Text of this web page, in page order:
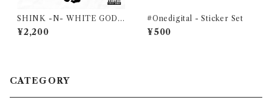
SHINK -N- WHITE GODD
A - ACT FOOL, ACT COO
L 【CD】
¥2,200
#Onedigital - Sticker Set
¥500
CATEGORY